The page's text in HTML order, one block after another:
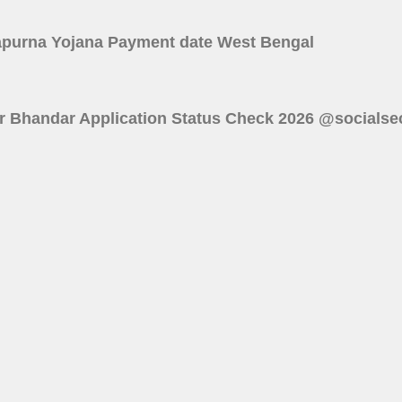
Yojana Payment date West Bengal
Bhandar Application Status Check 2026